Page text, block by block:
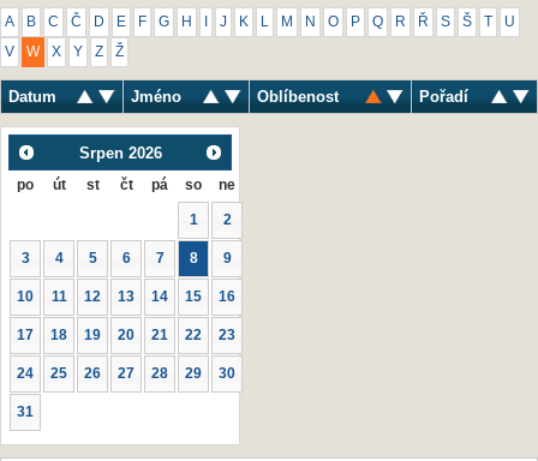
A B C Č D E F G H J K M N O P Q R Ř S Š U
V W X Y Z Ž
Datum Jméno Oblíbenost Pořadí
Srpen 2026
po út st čt pá so ne
1 2
3 4 5 6 7 8 9
10 11 12 13 14 15 16
17 18 19 20 21 22 23
24 25 26 27 28 29 30
31